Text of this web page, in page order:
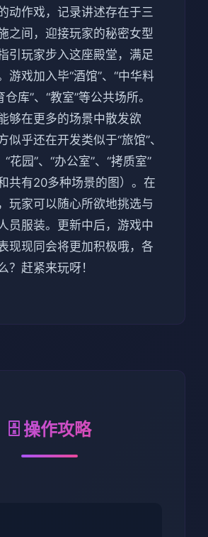
动作戏，记录讲述存在于三
之间，迎接玩家的秘密女型
引玩家步入这座殿堂，满足
游戏加入毕“酒馆”、“中华料
仓库”、“教室”等公共场所。
够在更多的场景中散发欲
似乎还在开发类似于“旅馆”、
“花园”、“办公室”、“拷质室”
共有20多种场景的图）。在
玩家可以随心所欲地挑选与
员服装。更新中后，游戏中
现现同会将更加积极哦，各
？赶紧来玩呀！
🗄️ 操作攻略